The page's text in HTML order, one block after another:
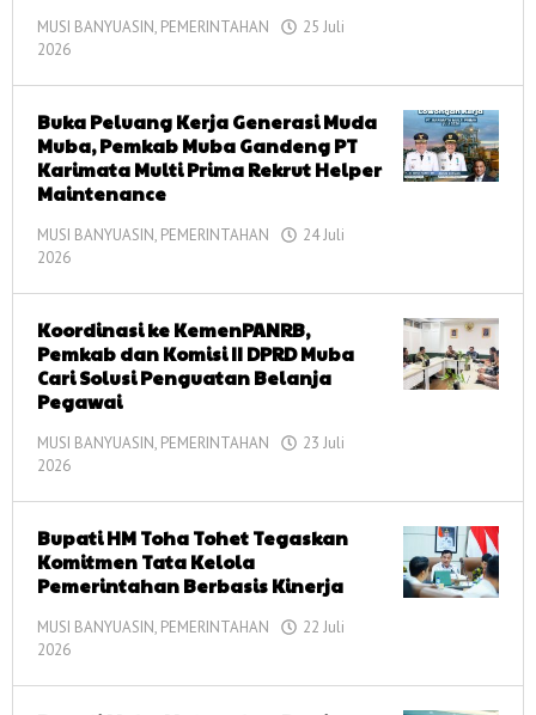
MUSI BANYUASIN, PEMERINTAHAN
25 Juli
2026
Buka Peluang Kerja Generasi Muda
Muba, Pemkab Muba Gandeng PT
Karimata Multi Prima Rekrut Helper
Maintenance
MUSI BANYUASIN, PEMERINTAHAN
24 Juli
2026
Koordinasi ke KemenPANRB,
Pemkab dan Komisi II DPRD Muba
Cari Solusi Penguatan Belanja
Pegawai
MUSI BANYUASIN, PEMERINTAHAN
23 Juli
2026
Bupati HM Toha Tohet Tegaskan
Komitmen Tata Kelola
Pemerintahan Berbasis Kinerja
MUSI BANYUASIN, PEMERINTAHAN
22 Juli
2026